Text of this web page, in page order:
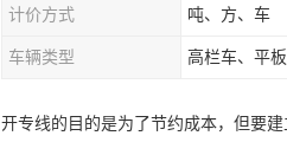
计价方式 吨、方、车
车辆类型 高栏车、平
开专线的目的是为了节约成本，但要